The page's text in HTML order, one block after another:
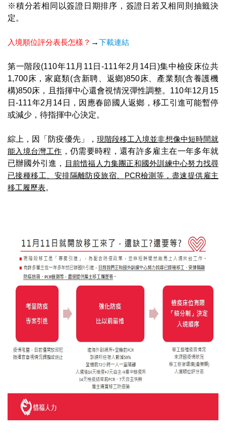
※積分若相同以簽證日期排序，簽證日若又相同則抽籤決
定。
入境順位評分表長怎樣？ →下載連結
第一階段(110年11月11日-111年2月14日)集中檢疫床位共
1,700床，家庭類(含新聘、返鄉)850床、產業類(含養護機
構)850床，且指揮中心還會視情況彈性調整。110年12月15
日-111年2月14日，因應春節國人返鄉，移工引進可能暫停
或減少，待指揮中心決定。
綜上，因「防疫優先」， 現階段移工入境並非想像中短時間就
能入境台灣工作 ，仍需要時程，還有許多雇主在一年多年就
已辦國外引進， 目前惜福人力集團正和國外訓練中心努力找尋
已接種移工、安排隔離防疫旅宿、 PCR檢測等，盡速提供雇主
移工履歷表。